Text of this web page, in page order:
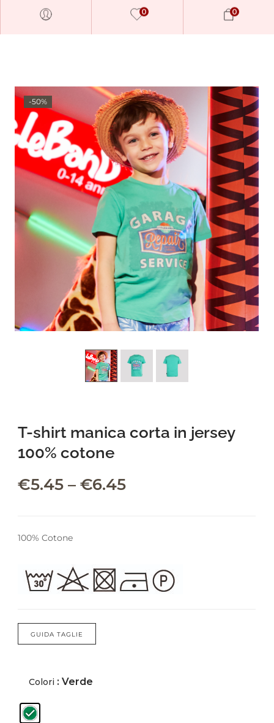
Millions of people around the
world visit Envato to buy and
sell creative assets, use smart
design templates, learn
creative skills or even hire
freelancers. With an industry-
leading marketplace paired
with an unlimited subscription
service, Envato helps creatives
like you get projects done
Careers
Privacy Policy
Sitemap
Meetups
0 0
-50%
T-shirt manica corta in jersey
100% cotone
€5.45 – €6.45
100% Cotone
GUIDA TAGLIE
Colori : Verde